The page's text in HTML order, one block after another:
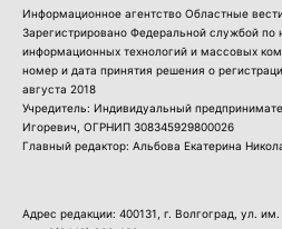
Информационное агентство Областные
Зарегистрировано Федеральной службой по
информационных технологий и массовых
номер и дата принятия решения о
августа 2018
Учредитель: Индивидуальный
Игоревич, ОГРНИП 308345929800026
Главный редактор: Альбова Екатерина
Адрес редакции: 400131, г. Волгоград, ул.